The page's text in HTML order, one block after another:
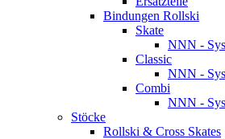
Bindungen Rollski
Skate
NNN -
Classic
NNN -
Combi
NNN -
Stöcke
Rollski & Cross Skates